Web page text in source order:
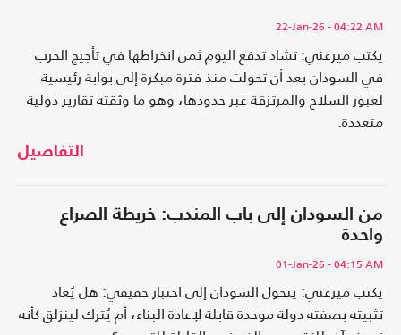
22-Jan-26 - 04:22 AM
يكتب ميرغني: تشاد تدفع اليوم ثمن انخراطها في تأجيج الحرب
في السودان بعد أن تحولت منذ فترة مبكرة إلى بوابة رئيسية
لعبور السلاح والمرتزقة عبر حدودها، وهو ما وثقته تقارير دولية
متعددة.
التفاصيل
من السودان إلى باب المندب: خريطة الصراع
واحدة
01-Jan-26 - 04:15 AM
يكتب ميرغني: يتحول السودان إلى اختبار حقيقي: هل يُعاد
تثبيته بصفته دولة موحدة قابلة لإعادة البناء، أم يُترك لينزلق كأنه